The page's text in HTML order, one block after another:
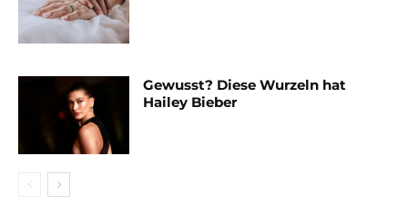
Gewusst? Diese Wurzeln hat
Hailey Bieber